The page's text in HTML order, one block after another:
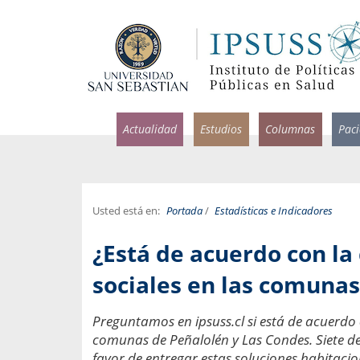
Actualidad Estudios Columnas
Usted está en: Portada/ Estadísticas e Indicadores
¿Está de acuerdo con
sociales en las
Preguntamos en ipsuss.cl si está de
comunas de Peñalolén y Las Condes. Siete
Facultad de Medicina USS.
por incapacidad
Infectólogo y profesor
Usamos la palabra
una enfermedad